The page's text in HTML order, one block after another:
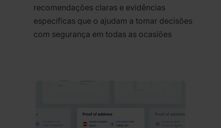
recomendações claras e evidências
específicas que o ajudam a tomar decisões
com segurança em todas as ocasiões